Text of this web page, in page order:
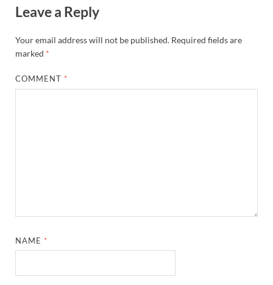
Leave a Reply
Your email address will not be published. Required fields are
marked *
COMMENT *
NAME *